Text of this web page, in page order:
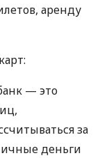
аренду
— это
за
деньги